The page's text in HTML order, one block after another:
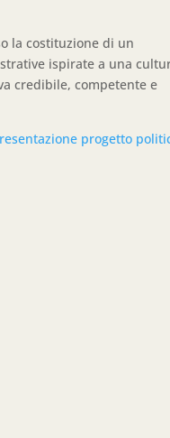
la costituzione di un
ispirate a una
credibile, competente e
progetto